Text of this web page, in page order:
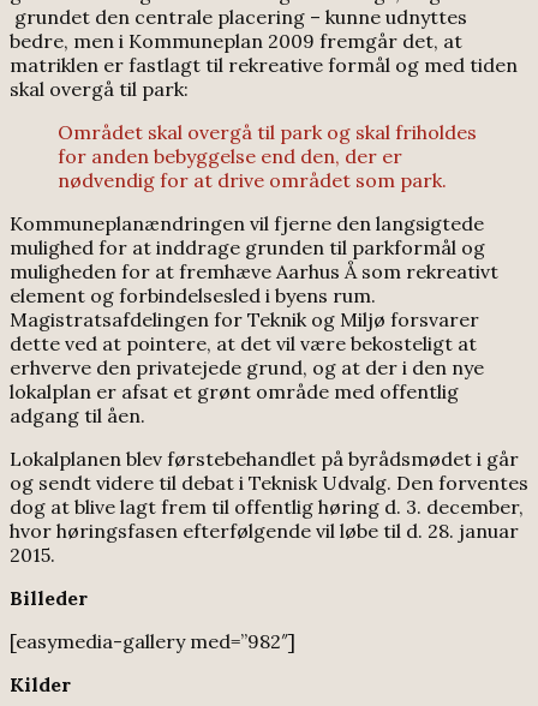
grundet den centrale placering – kunne udnyttes
bedre, men i Kommuneplan 2009 fremgår det, at
matriklen er fastlagt til rekreative formål og med tiden
skal overgå til park:
Området skal overgå til park og skal friholdes
for anden bebyggelse end den, der er
nødvendig for at drive området som park.
Kommuneplanændringen vil fjerne den langsigtede
mulighed for at inddrage grunden til parkformål og
muligheden for at fremhæve Aarhus Å som rekreativt
element og forbindelsesled i byens rum.
Magistratsafdelingen for Teknik og Miljø forsvarer
dette ved at pointere, at det vil være bekosteligt at
erhverve den privatejede grund, og at der i den nye
lokalplan er afsat et grønt område med offentlig
adgang til åen.
Lokalplanen blev førstebehandlet på byrådsmødet i går
og sendt videre til debat i Teknisk Udvalg. Den forventes
dog at blive lagt frem til offentlig høring d. 3. december,
hvor høringsfasen efterfølgende vil løbe til d. 28. januar
2015.
Billeder
[easymedia-gallery med=”982″]
Kilder